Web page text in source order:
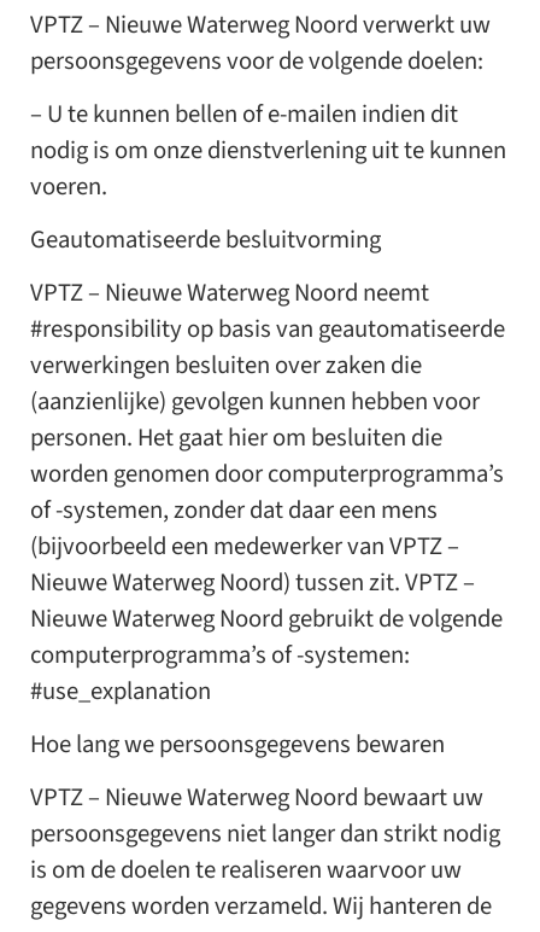
VPTZ – Nieuwe Waterweg Noord verwerkt uw
persoonsgegevens voor de volgende doelen:
– U te kunnen bellen of e-mailen indien dit
nodig is om onze dienstverlening uit te kunnen
voeren.
Geautomatiseerde besluitvorming
VPTZ – Nieuwe Waterweg Noord neemt
#responsibility op basis van geautomatiseerde
verwerkingen besluiten over zaken die
(aanzienlijke) gevolgen kunnen hebben voor
personen. Het gaat hier om besluiten die
worden genomen door computerprogramma’s
of -systemen, zonder dat daar een mens
(bijvoorbeeld een medewerker van VPTZ –
Nieuwe Waterweg Noord) tussen zit. VPTZ –
Nieuwe Waterweg Noord gebruikt de volgende
computerprogramma’s of -systemen:
#use_explanation
Hoe lang we persoonsgegevens bewaren
VPTZ – Nieuwe Waterweg Noord bewaart uw
persoonsgegevens niet langer dan strikt nodig
is om de doelen te realiseren waarvoor uw
gegevens worden verzameld. Wij hanteren de